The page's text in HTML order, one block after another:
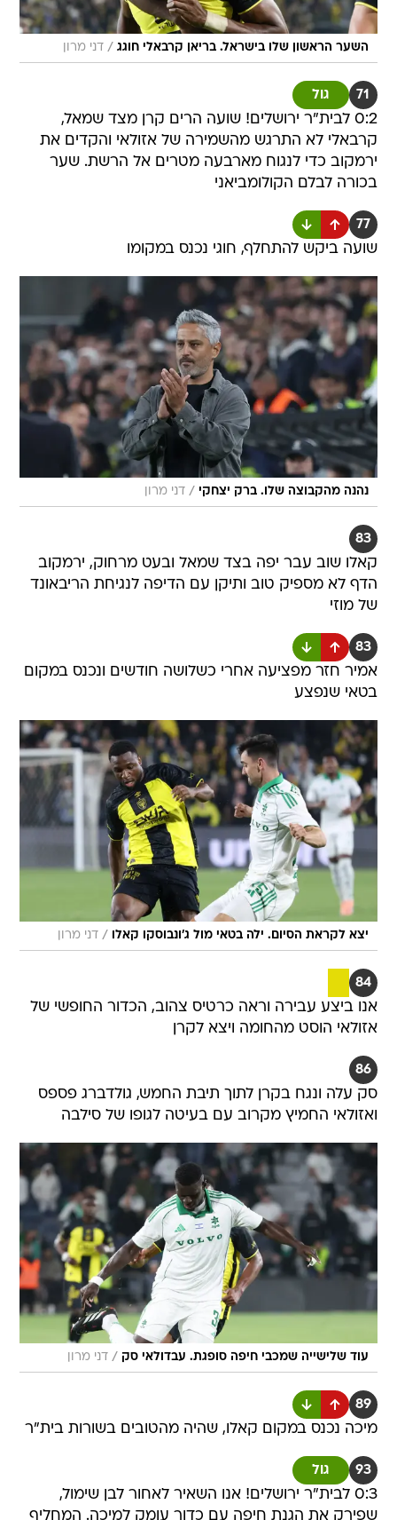
השער הראשון שלו בישראל. בריאן קרבאלי חוגג / דני מרון
71 גול
0:2 לבית"ר ירושלים! שועה הרים קרן מצד שמאל,
קרבאלי לא התרגש מהשמירה של אזולאי והקדים את
ירמקוב כדי לנגוח מארבעה מטרים אל הרשת. שער
בכורה לבלם הקולומביאני
77
שועה ביקש להתחלף, חוגי נכנס במקומו
נהנה מהקבוצה שלו. ברק יצחקי / דני מרון
83
קאלו שוב עבר יפה בצד שמאל ובעט מרחוק, ירמקוב
הדף לא מספיק טוב ותיקן עם הדיפה לנגיחת הריבאונד
של מוזי
83
אמיר חזר מפציעה אחרי כשלושה חודשים ונכנס במקום
בטאי שנפצע
יצא לקראת הסיום. ילה בטאי מול ג'ונבוסקו קאלו / דני מרון
84
אנו ביצע עבירה וראה כרטיס צהוב, הכדור החופשי של
אזולאי הוסט מהחומה ויצא לקרן
86
סק עלה ונגח בקרן לתוך תיבת החמש, גולדברג פספס
ואזולאי החמיץ מקרוב עם בעיטה לגופו של סילבה
עוד שלישייה שמכבי חיפה סופגת. עבדולאי סק / דני מרון
89
מיכה נכנס במקום קאלו, שהיה מהטובים בשורות בית"ר
93 גול
0:3 לבית"ר ירושלים! אנו השאיר לאחור לבן שימול,
שפירק את הגנת חיפה עם כדור עומק למיכה. המחליף